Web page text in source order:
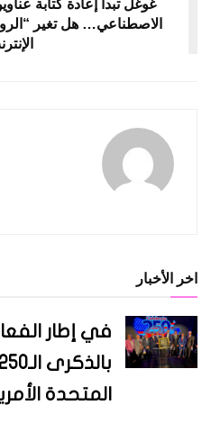
الاصطناعي… هل تغير
اخر الأخبار
في إطار
المتحدة